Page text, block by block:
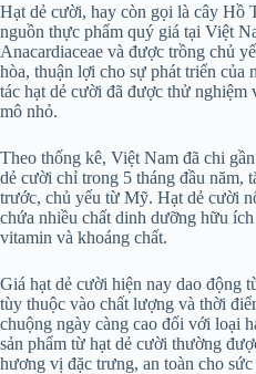
Hạt dẻ cười, hay còn gọi là cây Hồ
nguồn thực phẩm quý giá tại Việt
Anacardiaceae và được trồng chủ
hòa, thuận lợi cho sự phát triển của
tác hạt dẻ cười đã được thử nghiệm
mô nhỏ.
Theo thống kê, Việt Nam đã chi
dẻ cười chỉ trong 5 tháng đầu năm,
trước, chủ yếu từ Mỹ. Hạt dẻ cười
chứa nhiều chất dinh dưỡng hữu
vitamin và khoáng chất.
Giá hạt dẻ cười hiện nay dao động
tùy thuộc vào chất lượng và thời
chuộng ngày càng cao đối với loại
sản phẩm từ hạt dẻ cười thường
hương vị đặc trưng, an toàn cho